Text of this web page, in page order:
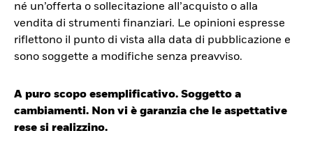
né un’offerta o sollecitazione all’acquisto o alla
vendita di strumenti finanziari. Le opinioni espresse
riflettono il punto di vista alla data di pubblicazione e
sono soggette a modifiche senza preavviso.
A puro scopo esemplificativo. Soggetto a
cambiamenti. Non vi è garanzia che le aspettative
rese si realizzino.